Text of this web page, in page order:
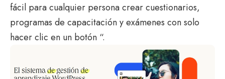
fácil para cualquier persona crear cuestionarios,
programas de capacitación y exámenes con solo
hacer clic en un botón “.